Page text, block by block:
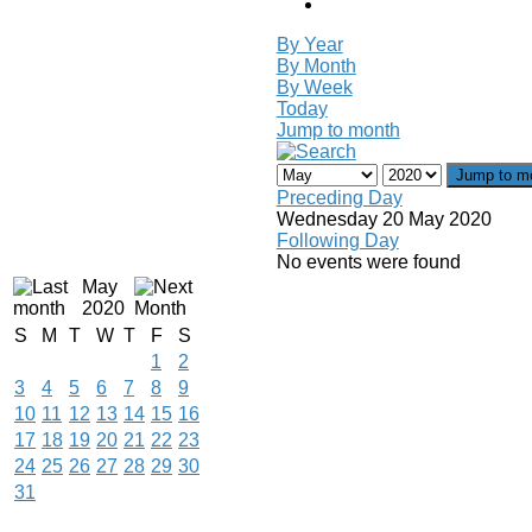
By Year
By Month
By Week
Today
Jump to month
Jump to
Preceding Day
Wednesday 20 May 2020
Following Day
No events were found
May
2020
S
M T W T F
S
1
2
3
4 5 6 7 8
9
10 11 12 13 14 15 16
17 18 19 20 21 22 23
24 25 26 27 28 29 30
31